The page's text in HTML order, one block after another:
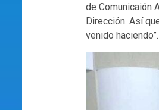
de Comunicaión
Dirección. Así
venido haciendo”.